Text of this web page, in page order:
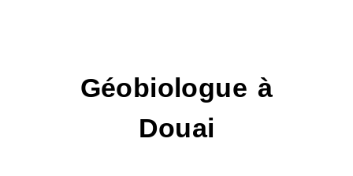
Géobiologue à
Douai